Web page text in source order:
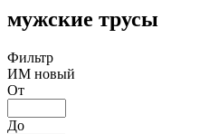
мужские трусы
Фильтр
ИМ новый
От
До